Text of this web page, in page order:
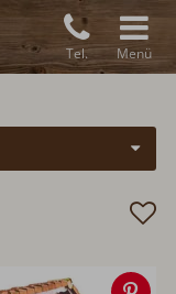
Tel. Menü